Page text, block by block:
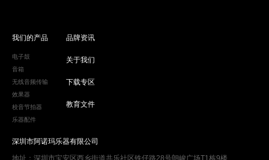
我们的产品
电子鼓
音箱
无线音频传输
效果器
校音节拍器
乐器配件
品牌资讯
关于我们
下载专区
教育文件
深圳市阿诺玛乐器有限公司
地址：深圳市宝安区西乡街道共乐社区铁仔路28号朗峻广场T1栋9楼